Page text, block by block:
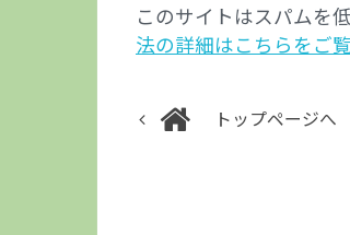
このサイトはスパムを
法の詳細はこちらをご
トップページへ